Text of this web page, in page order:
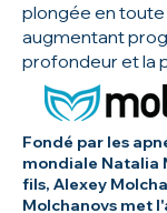
plongée en
augmentant
profondeur et la
Fondé par les
mondiale Natalia
fils, Alexey
Molchanovs met